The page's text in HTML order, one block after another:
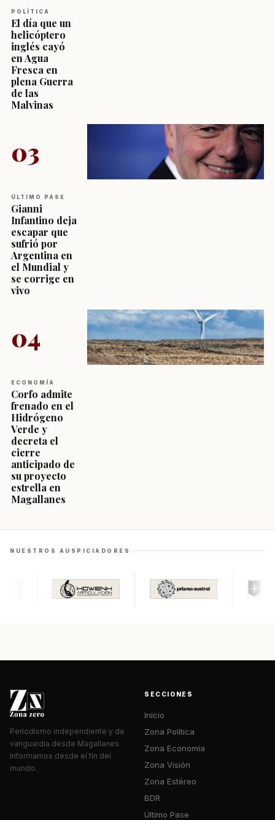
POLÍTICA
El día que un
helicóptero
inglés cayó
en Agua
Fresca en
plena Guerra
de las
Malvinas
03
ÚLTIMO PASE
Gianni
Infantino deja
escapar que
sufrió por
Argentina en
el Mundial y
se corrige en
vivo
04
ECONOMÍA
Corfo admite
frenado en el
Hidrógeno
Verde y
decreta el
cierre
anticipado de
su proyecto
estrella en
Magallanes
NUESTROS AUSPICIADORES
Periodismo independiente y de
vanguardia desde Magallanes.
Informamos desde el fin del
mundo.
SECCIONES
Inicio
Zona Política
Zona Economía
Zona Visión
Zona Estéreo
BDR
Último Pase